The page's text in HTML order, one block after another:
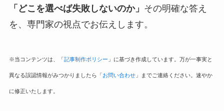
「どこを選べば失敗しないのか」 その明確な答え
を、専門家の視点でお伝えします。
※当コンテンツは、「記事制作ポリシー 」に基づき作成しています。万が一事実と
異なる誤認情報がみつかりましたら「お問い合わせ」までご連絡ください。速やか
に修正いたします。